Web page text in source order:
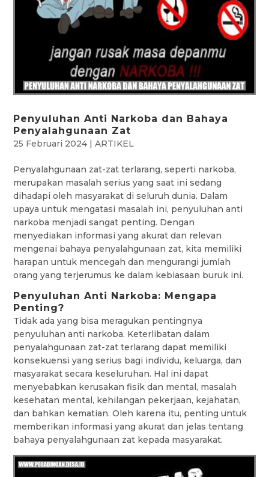
Penyuluhan Anti Narkoba dan Bahaya
Penyalahgunaan Zat
25 Februari 2024 |ARTIKEL
Penyalahgunaan zat-zat terlarang, seperti narkoba,
merupakan masalah serius yang saat ini sedang
dihadapi oleh masyarakat di seluruh dunia. Dalam
upaya untuk mengatasi masalah ini, penyuluhan anti
narkoba menjadi sangat penting. Dengan
menyediakan informasi yang akurat dan relevan
mengenai bahaya penyalahgunaan zat, kita memiliki
harapan untuk mencegah dan mengurangi jumlah
orang yang terjerumus ke dalam kebiasaan buruk ini.
Penyuluhan Anti Narkoba: Mengapa
Penting?
Tidak ada yang bisa meragukan pentingnya
penyuluhan anti narkoba. Keterlibatan dalam
penyalahgunaan zat-zat terlarang dapat memiliki
konsekuensi yang serius bagi individu, keluarga, dan
masyarakat secara keseluruhan. Hal ini dapat
menyebabkan kerusakan fisik dan mental, masalah
kesehatan mental, kehilangan pekerjaan, kejahatan,
dan bahkan kematian. Oleh karena itu, penting untuk
memberikan informasi yang akurat dan jelas tentang
bahaya penyalahgunaan zat kepada masyarakat.